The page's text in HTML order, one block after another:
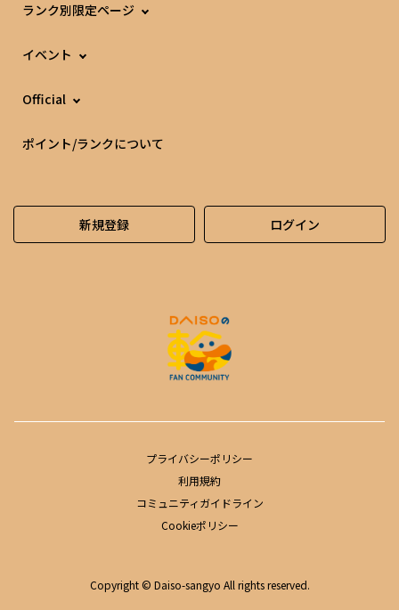
ランク別限定ページ
イベント
Official
ポイント/ランクについて
新規登録 ログイン
プライバシーポリシー
利用規約
コミュニティガイドライン
Cookieポリシー
Copyright © Daiso-sangyo All rights reserved.